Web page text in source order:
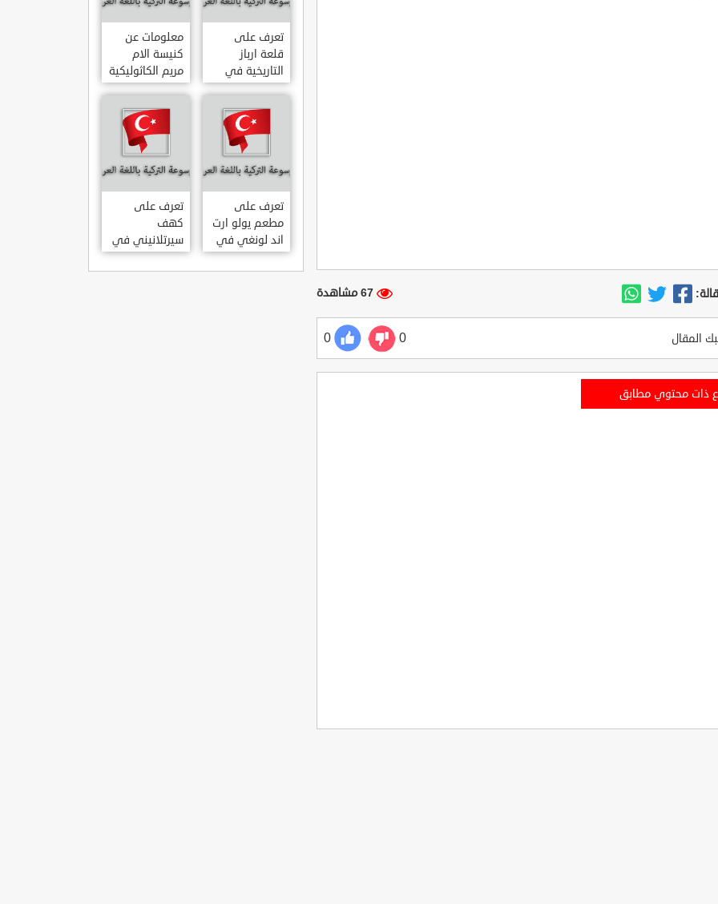
67 مشاهدة
المقال 0
0
ذات محتوي مطابق
تعرف على
قلعة ارباز
التاريخية في
ولاية ايدن.. من
القلاع الدولة
العثمانية
ARPAZ
KALESI AYDIN
معلومات عن
كنيسة الام
مريم الكاثوليكية
في هاتي .. من
معالم المدينة
التاريخية
والدينية
MERYEM ANA
KATOLIK
KILISESI
HATAY
تعرف على
مطعم يولو ارت
اند لونغي في
ازمير .. مطعم
بجدران متحف
تعرف على
كهف
سيرتلانيني في
ولاية ايدن .. من
اعاجيب الطبيعة